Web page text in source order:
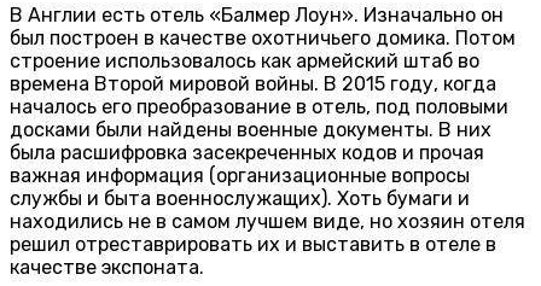
В Англии есть отель «Балмер Лоун». Изначально он
был построен в качестве охотничьего домика. Потом
строение использовалось как армейский штаб во
времена Второй мировой войны. В 2015 году, когда
началось его преобразование в отель, под половыми
досками были найдены военные документы. В них
была расшифровка засекреченных кодов и прочая
важная информация (организационные вопросы
службы и быта военнослужащих). Хоть бумаги и
находились не в самом лучшем виде, но хозяин отеля
решил отреставрировать их и выставить в отеле в
качестве экспоната.